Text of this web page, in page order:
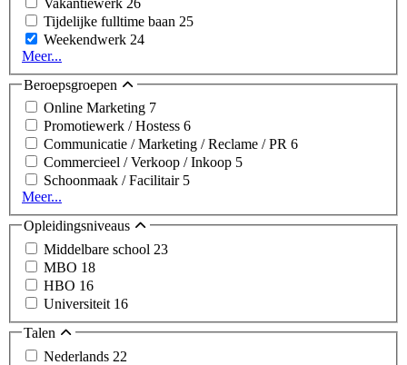
Tijdelijke fulltime baan 25
Weekendwerk 24
Meer...
Beroepsgroepen
Online Marketing 7
Promotiewerk / Hostess 6
Communicatie / Marketing / Reclame / PR 6
Commercieel / Verkoop / Inkoop 5
Schoonmaak / Facilitair 5
Meer...
Opleidingsniveaus
Middelbare school 23
MBO 18
HBO 16
Universiteit 16
Talen
Nederlands 22